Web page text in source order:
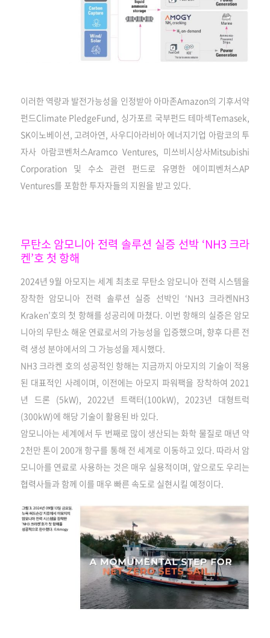
이러한 역량과 발전가능성을 인정받아 아마존Amazon의 기후서약
펀드Climate PledgeFund, 싱가포르 국부펀드 테마섹Temasek,
SK이노베이션, 고려아연, 사우디아라비아 에너지기업 아람코의 투
자사 아람코벤처스Aramco Ventures, 미쓰비시상사Mitsubishi
Corporation 및 수소 관련 펀드로 유명한 에이피벤처스AP
Ventures를 포함한 투자자들의 지원을 받고 있다.
무탄소 암모니아 전력 솔루션 실증 선박 ‘NH3 크라
켄’호 첫 항해
2024년 9월 아모지는 세계 최초로 무탄소 암모니아 전력 시스템을
장착한 암모니아 전력 솔루션 실증 선박인 ‘NH3 크라켄NH3
Kraken’호의 첫 항해를 성공리에 마쳤다. 이번 항해의 실증은 암모
니아의 무탄소 해운 연료로서의 가능성을 입증했으며, 향후 다른 전
력 생성 분야에서의 그 가능성을 제시했다.
NH3 크라켄 호의 성공적인 항해는 지금까지 아모지의 기술이 적용
된 대표적인 사례이며, 이전에는 아모지 파워팩을 장착하여 2021
년 드론 (5kW), 2022년 트랙터(100kW), 2023년 대형트럭
(300kW)에 해당 기술이 활용된 바 있다.
암모니아는 세계에서 두 번째로 많이 생산되는 화학 물질로 매년 약
2천만 톤이 200개 항구를 통해 전 세계로 이동하고 있다. 따라서 암
모니아를 연료로 사용하는 것은 매우 실용적이며, 앞으로도 우리는
협력사들과 함께 이를 매우 빠른 속도로 실현시킬 예정이다.